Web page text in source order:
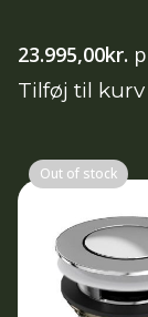
23.995,00kr.
Tilføj til kurv
Out of stock